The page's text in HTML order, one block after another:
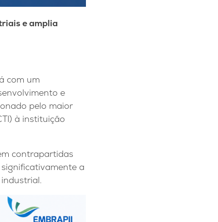
e amplia
com um
e
pelo maior
à instituição
contrapartidas
a